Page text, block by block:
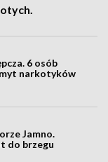
6 osób
narkotyków
Jamno.
do brzegu